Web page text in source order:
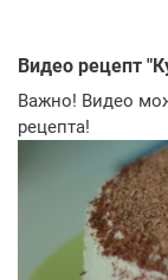
Видео рецепт "
Важно! Видео
рецепта!